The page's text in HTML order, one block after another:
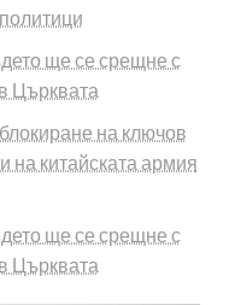
ще се срещне с
Църквата
на ключов
на китайската армия
ще се срещне с
Църквата